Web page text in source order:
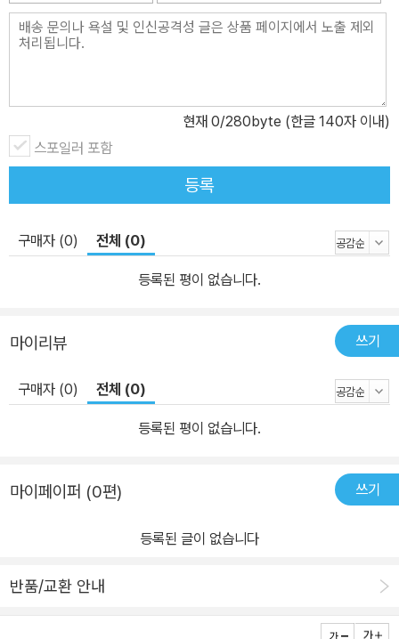
현재 0/280byte (한글 140자 이내)
스포일러 포함
등록
구매자 (0) 전체 (0)
등록된 평이 없습니다.
마이리뷰 쓰기
구매자 (0) 전체 (0)
등록된 평이 없습니다.
마이페이퍼 (0편) 쓰기
등록된 글이 없습니다
반품/교환 안내